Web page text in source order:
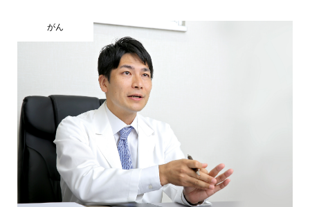
がん